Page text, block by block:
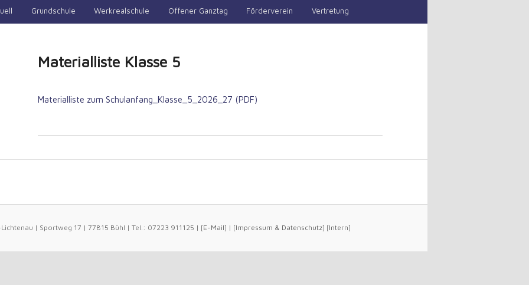
Grundschule Werkrealschule Offener Ganztag Förderverein Vertretung
Materialliste Klasse 5
Materialliste zum Schulanfang_Klasse_5_2026_27 (PDF)
| Sportweg 17 | 77815 Bühl | Tel.: 07223 911125 | [E-Mail] | [Impressum & Datenschutz] [Intern]